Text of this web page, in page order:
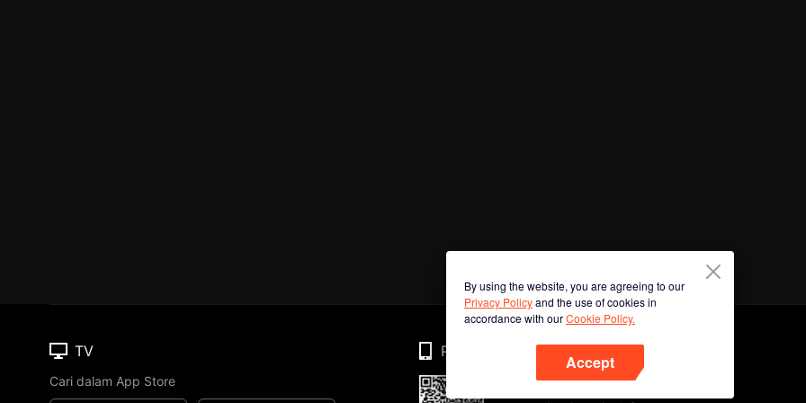
By using the website, you are agreeing to our
Privacy Policyand the use of cookies in
accordance with ourCookie Policy.
Accept
TV
Cari dalam App Store
Phone